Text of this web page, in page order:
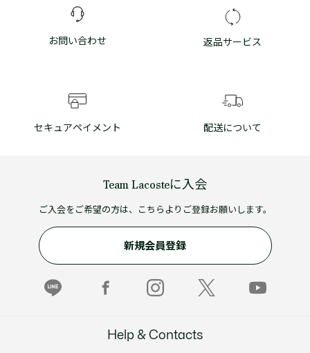
お問い合わせ 返品サービス
セキュアペイメント 配送について
Team Lacosteに入会
ご入会をご希望の方は、こちらよりご登録お願いします。
新規会員登録
Help & Contacts